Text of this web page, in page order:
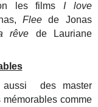
les films I love
Fleede Jonas
rêve de Lauriane
aussi des master
comme